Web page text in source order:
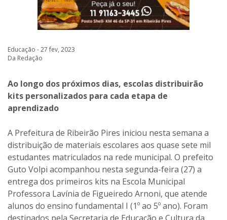
Educação - 27 fev, 2023
Da Redação
Ao longo dos próximos dias, escolas distribuirão
kits personalizados para cada etapa de
aprendizado
A Prefeitura de Ribeirão Pires iniciou nesta semana a
distribuição de materiais escolares aos quase sete mil
estudantes matriculados na rede municipal. O prefeito
Guto Volpi acompanhou nesta segunda-feira (27) a
entrega dos primeiros kits na Escola Municipal
Professora Lavínia de Figueiredo Arnoni, que atende
alunos do ensino fundamental I (1º ao 5º ano). Foram